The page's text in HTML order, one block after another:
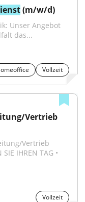
(m/w/d)
Unser Angebot
das...
Vollzeit
IHREN TAG •
Vollzeit